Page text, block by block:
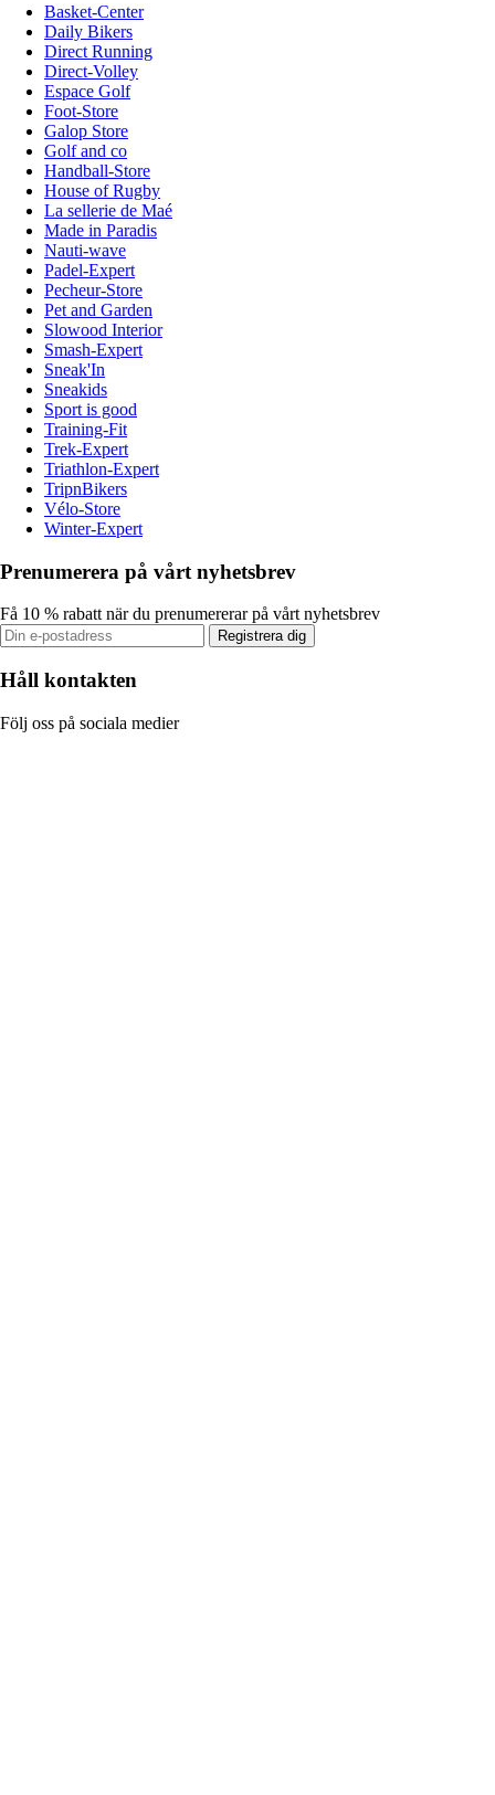
Basket-Center
Daily Bikers
Direct Running
Direct-Volley
Espace Golf
Foot-Store
Galop Store
Golf and co
Handball-Store
House of Rugby
La sellerie de Maé
Made in Paradis
Nauti-wave
Padel-Expert
Pecheur-Store
Pet and Garden
Slowood Interior
Smash-Expert
Sneak'In
Sneakids
Sport is good
Training-Fit
Trek-Expert
Triathlon-Expert
TripnBikers
Vélo-Store
Winter-Expert
Prenumerera på vårt nyhetsbrev
Få 10 % rabatt när du prenumererar på vårt nyhetsbrev
Registrera dig
Håll kontakten
Följ oss på sociala medier